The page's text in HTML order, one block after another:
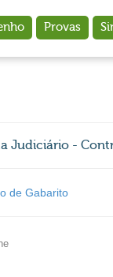
Provas
Judiciário -
de Gabarito